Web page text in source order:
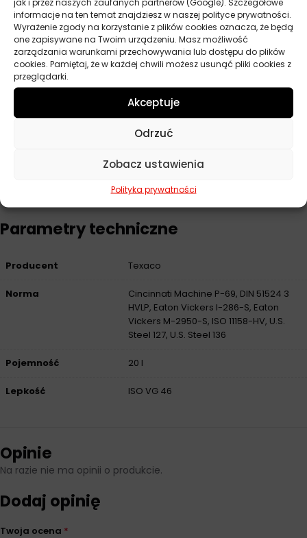
informacje na ten temat znajdziesz w naszej polityce prywatności.
Wyrażenie zgody na korzystanie z plików cookies oznacza, że będą
one zapisywane na Twoim urządzeniu. Masz możliwość
zarządzania warunkami przechowywania lub dostępu do plików
cookies. Pamiętaj, że w każdej chwili możesz usunąć pliki cookies z
przeglądarki.
Akceptuje
Odrzuć
Zobacz ustawienia
Polityka prywatności
Specyfikacja techniczna
Klasa lepkości: ISO VG 46
Lepkość kinematyczna w temperaturze 40°C: 46 mm²/s
Lepkość kinematyczna w temperaturze 100°C: 8,16 mm²/s
Temperatura zapłonu: 228°C
Temperatura płynięcia: -42°C
Parametry techniczne
Producent Texaco
Norma
Cincinnati Machine P-69, DIN 51524 3
HVLP, Eaton Vickers I-286-S, Eaton
Vickers M-2950-S, ISO 11158-HV, U.S.
Steel 127, U.S. Steel 136
Pojemność 20 l
Lepkość ISO VG 46
Opinie
Na razie nie ma opinii o produkcie.
Dodaj opinię
Twoja ocena *